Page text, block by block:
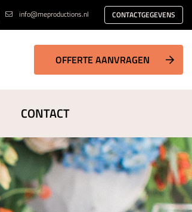
info@meproductions.nl CONTACTGEGEVENS
OFFERTE AANVRAGEN
CONTACT